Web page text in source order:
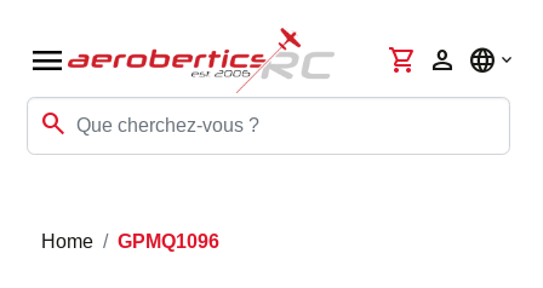
menu
search
shopping_cart person language
Home GPMQ1096